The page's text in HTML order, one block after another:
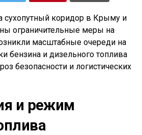
сухопутный коридор в Крыму и
ограничительные меры на
масштабные очереди на
бензина и дизельного топлива
безопасности и логистических
и режим